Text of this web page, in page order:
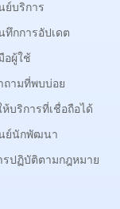
ย์บริการ
ทึกการอัปเดต
อผู้ใช้
ถามที่พบบ่อย
ห้บริการที่เชื่อถือได้
ย์นักพัฒนา
รปฏิบัติตามกฎหมาย